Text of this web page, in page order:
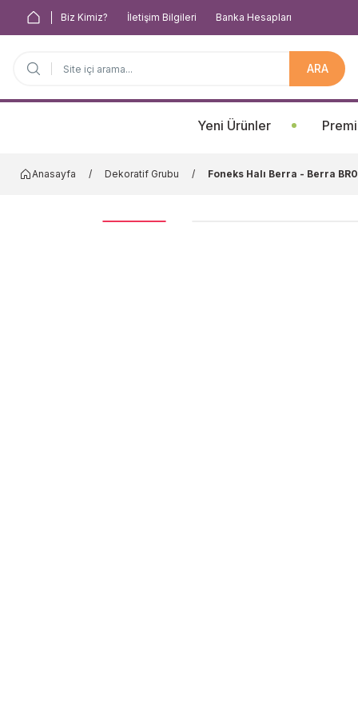
Biz Kimiz? İletişim Bilgileri Banka Hesapları
ARA
Yeni Ürünler
Anasayfa Dekoratif Grubu Foneks Halı Berra - Berra